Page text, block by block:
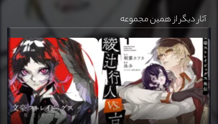
آثار دیگر از همین مجموعه